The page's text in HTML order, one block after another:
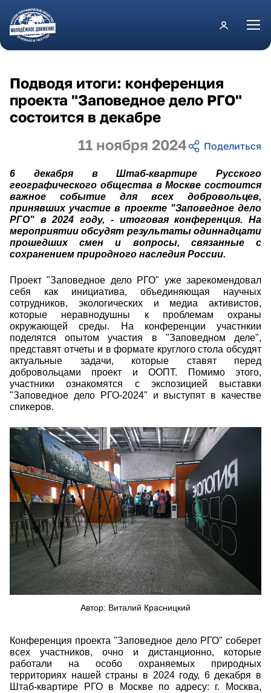
Перейти к основному содержанию
11 ноября 2024
Подводя итоги: конференция
проекта "Заповедное дело РГО"
состоится в декабре
6 декабря в Штаб-квартире Русского
географического общества в Москве состоится
важное событие для всех добровольцев,
принявших участие в проекте "Заповедное дело
РГО" в 2024 году, - итоговая конференция. На
мероприятии обсудят результаты одиннадцати
прошедших смен и вопросы, связанные с
сохранением природного наследия России.
Проект "Заповедное дело РГО" уже зарекомендовал
себя как инициатива, объединяющая научных
сотрудников, экологических и медиа активистов,
которые неравнодушны к проблемам охраны
окружающей среды. На конференции участнкии
поделятся опытом участия в "Заповедном деле",
представят отчеты и в формате круглого стола обсудят
актуальные задачи, которые ставят перед
добровольцами проект и ООПТ. Помимо этого,
участники ознакомятся с экспозицией выставки
"Заповедное дело РГО-2024" и выступят в качестве
спикеров.
img_6666_kopiya.jpg
Автор: Виталий Красницкий
Конференция проекта "Заповедное дело РГО" соберет
всех участников, очно и дистанционно, которые
работали на особо охраняемых природных
территориях нашей страны в 2024 году, 6 декабря в
Штаб-квартире РГО в Москве по адресу: г. Москва,